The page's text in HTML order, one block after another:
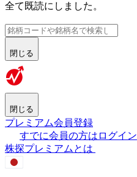
全て既読にしました。
閉じる
閉じる
プレミアム会員登録
すでに会員の方はログイン
株探プレミアムとは